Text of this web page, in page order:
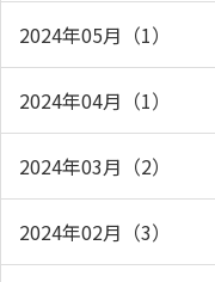
2024年05月（1）
2024年04月（1）
2024年03月（2）
2024年02月（3）